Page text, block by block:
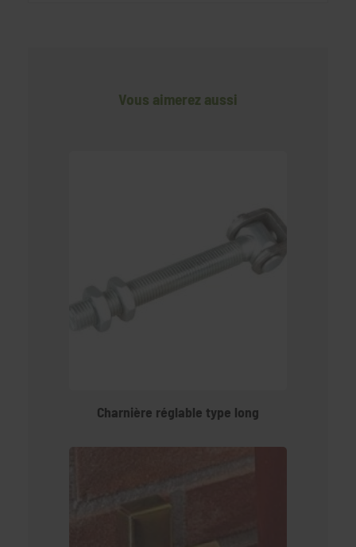
Vous aimerez aussi
Charnière réglable type long